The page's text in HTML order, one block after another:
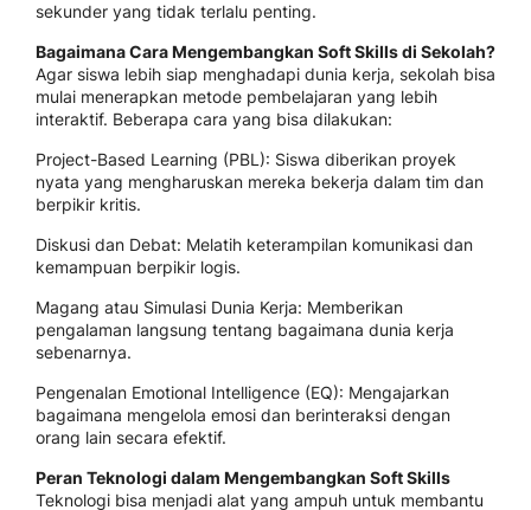
sekunder yang tidak terlalu penting.
Bagaimana Cara Mengembangkan Soft Skills di Sekolah?
Agar siswa lebih siap menghadapi dunia kerja, sekolah bisa
mulai menerapkan metode pembelajaran yang lebih
interaktif. Beberapa cara yang bisa dilakukan:
Project-Based Learning (PBL): Siswa diberikan proyek
nyata yang mengharuskan mereka bekerja dalam tim dan
berpikir kritis.
Diskusi dan Debat: Melatih keterampilan komunikasi dan
kemampuan berpikir logis.
Magang atau Simulasi Dunia Kerja: Memberikan
pengalaman langsung tentang bagaimana dunia kerja
sebenarnya.
Pengenalan Emotional Intelligence (EQ): Mengajarkan
bagaimana mengelola emosi dan berinteraksi dengan
orang lain secara efektif.
Peran Teknologi dalam Mengembangkan Soft Skills
Teknologi bisa menjadi alat yang ampuh untuk membantu